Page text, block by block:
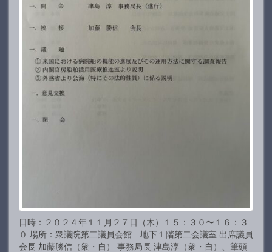
日時：２０２４年１１月２７日（木）１５：３０〜１６：３
０ 場所：衆議院第二議員会館 地下１階第二会議室 出席議員
会長 加藤勝信（衆・自） 事務局長 津島淳（衆・自）、筆頭